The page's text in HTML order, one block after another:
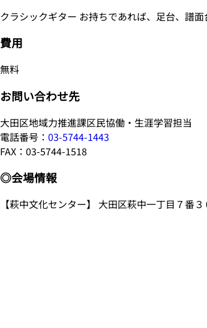
クラシックギター お持ちであれば、足台、譜
費用
無料
お問い合わせ先
大田区地域力推進課区民協働・生涯学習担当
電話番号： 03-5744-1443
FAX：03-5744-1518
◎会場情報
【萩中文化センター】 大田区萩中一丁目７番